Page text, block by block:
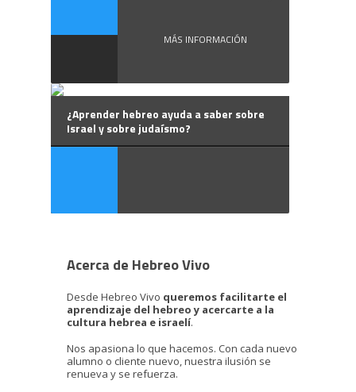
MÁS INFORMACIÓN
¿Aprender hebreo ayuda a saber sobre
Israel y sobre judaísmo?
Acerca de Hebreo Vivo
Desde Hebreo Vivo queremos facilitarte el
aprendizaje del hebreo y acercarte a la
cultura hebrea e israelí.
Nos apasiona lo que hacemos. Con cada nuevo
alumno o cliente nuevo, nuestra ilusión se
renueva y se refuerza.